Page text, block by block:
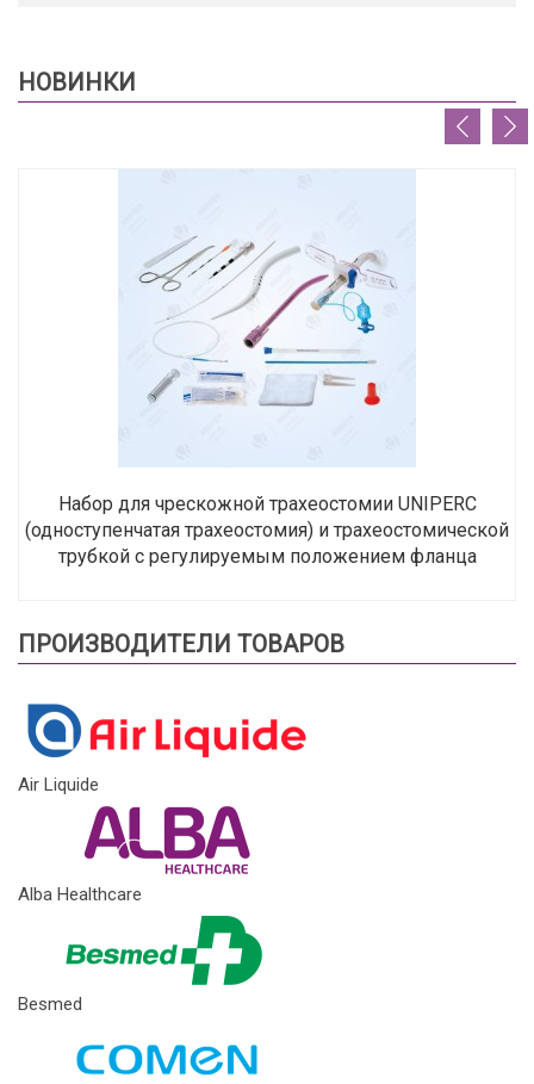
НОВИНКИ
Набор для чрескожной трахеостомии UNIPERC
(одноступенчатая трахеостомия) и трахеостомической
трубкой с регулируемым положением фланца
ПРОИЗВОДИТЕЛИ ТОВАРОВ
Air Liquide
Alba Healthcare
Besmed